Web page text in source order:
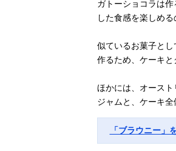
ガトーショコラは作
した食感を楽しめる
似ているお菓子と
作るため、ケーキと
ほかには、オースト
ジャムと、ケーキ全
「ブラウニー」